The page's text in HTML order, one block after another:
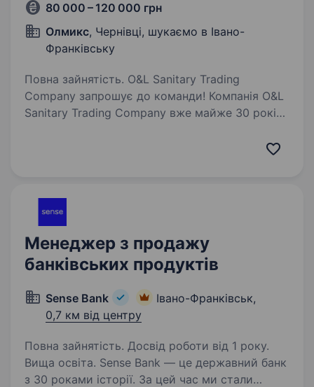
80 000 – 120 000 грн
Олмикс, Чернівці, шукаємо в Івано-
Франківську
Повна зайнятість. O&L Sanitary Trading
Company запрошує до команди! Компанія O&L
Sanitary Trading Company вже майже 30 років
сантехнічного та теплотехнічного обладнання.
Менеджер з продажу
банківських продуктів
Sense Bank
Івано-Франківськ,
0,7 км від центру
Повна зайнятість. Досвід роботи від 1 року.
Вища освіта. Sense Bank — це державний банк
з 30 роками історії. За цей час ми стали